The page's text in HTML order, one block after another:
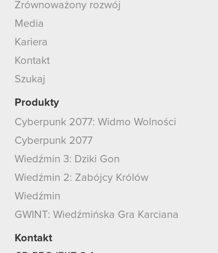
Zrównoważony rozwój
Media
Kariera
Kontakt
Szukaj
Produkty
Cyberpunk 2077: Widmo Wolności
Cyberpunk 2077
Wiedźmin 3: Dziki Gon
Wiedźmin 2: Zabójcy Królów
Wiedźmin
GWINT: Wiedźmińska Gra Karciana
Kontakt